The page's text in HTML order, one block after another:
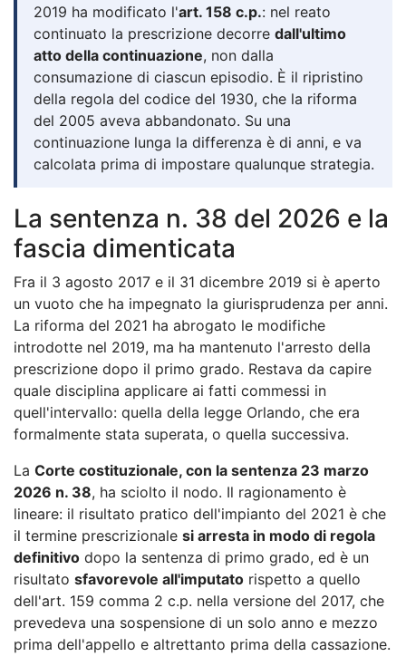
2019 ha modificato l'art. 158 c.p.: nel reato
continuato la prescrizione decorre dall'ultimo
atto della continuazione, non dalla
consumazione di ciascun episodio. È il ripristino
della regola del codice del 1930, che la riforma
del 2005 aveva abbandonato. Su una
continuazione lunga la differenza è di anni, e va
calcolata prima di impostare qualunque strategia.
La sentenza n. 38 del 2026 e la
fascia dimenticata
Fra il 3 agosto 2017 e il 31 dicembre 2019 si è aperto
un vuoto che ha impegnato la giurisprudenza per anni.
La riforma del 2021 ha abrogato le modifiche
introdotte nel 2019, ma ha mantenuto l'arresto della
prescrizione dopo il primo grado. Restava da capire
quale disciplina applicare ai fatti commessi in
quell'intervallo: quella della legge Orlando, che era
formalmente stata superata, o quella successiva.
La Corte costituzionale, con la sentenza 23 marzo
2026 n. 38, ha sciolto il nodo. Il ragionamento è
lineare: il risultato pratico dell'impianto del 2021 è che
il termine prescrizionale si arresta in modo di regola
definitivo dopo la sentenza di primo grado, ed è un
risultato sfavorevole all'imputato rispetto a quello
dell'art. 159 comma 2 c.p. nella versione del 2017, che
prevedeva una sospensione di un solo anno e mezzo
prima dell'appello e altrettanto prima della cassazione.